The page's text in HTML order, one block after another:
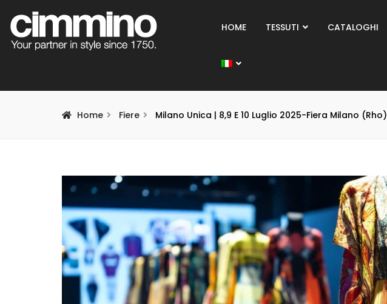
HOME TESSUTI CATALOGHI
Home Fiere Milano Unica | 8,9 E 10 Luglio 2025-Fiera Milano (Rho)